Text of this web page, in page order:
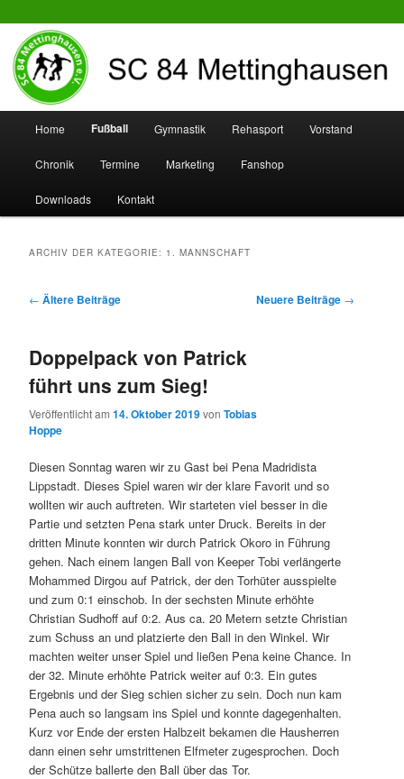
SC 84 Mettinghausen
Zum
Inhalt
wechseln
Zum
sekundären
Inhalt
wechseln
Home Fußball Gymnastik Rehasport Vorstand
Chronik Termine Marketing Fanshop
Downloads Kontakt
ARCHIV DER KATEGORIE: 1. MANNSCHAFT
Beitrags-
← Ältere Beiträge Neuere Beiträge →
Doppelpack von Patrick
führt uns zum Sieg!
Veröffentlicht am14. Oktober 2019vonTobias
Hoppe
Diesen Sonntag waren wir zu Gast bei Pena Madridista
Lippstadt. Dieses Spiel waren wir der klare Favorit und so
wollten wir auch auftreten. Wir starteten viel besser in die
Partie und setzten Pena stark unter Druck. Bereits in der
dritten Minute konnten wir durch Patrick Okoro in Führung
gehen. Nach einem langen Ball von Keeper Tobi verlängerte
Mohammed Dirgou auf Patrick, der den Torhüter ausspielte
und zum 0:1 einschob. In der sechsten Minute erhöhte
Christian Sudhoff auf 0:2. Aus ca. 20 Metern setzte Christian
zum Schuss an und platzierte den Ball in den Winkel. Wir
machten weiter unser Spiel und ließen Pena keine Chance. In
der 32. Minute erhöhte Patrick weiter auf 0:3. Ein gutes
Ergebnis und der Sieg schien sicher zu sein. Doch nun kam
Pena auch so langsam ins Spiel und konnte dagegenhalten.
Kurz vor Ende der ersten Halbzeit bekamen die Hausherren
dann einen sehr umstrittenen Elfmeter zugesprochen. Doch
der Schütze ballerte den Ball über das Tor.